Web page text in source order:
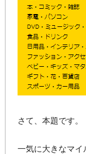
さて、本題です。
一気に大きなマイ